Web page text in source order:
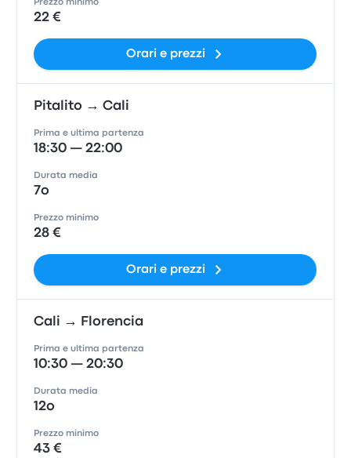
Prezzo minimo
22 €
Orari e prezzi
Pitalito → Cali
Prima e ultima partenza
18:30 — 22:00
Durata media
7o
Prezzo minimo
28 €
Orari e prezzi
Cali → Florencia
Prima e ultima partenza
10:30 — 20:30
Durata media
12o
Prezzo minimo
43 €